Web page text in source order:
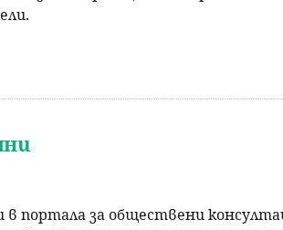
портала за обществени